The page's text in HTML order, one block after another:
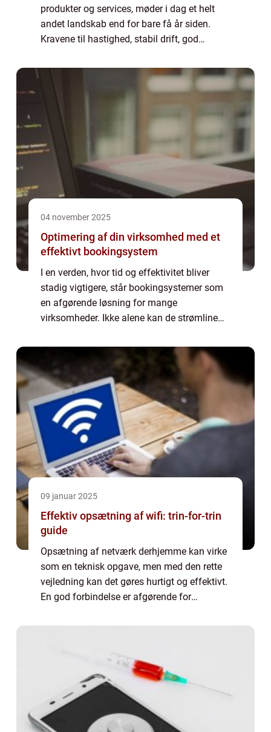
produkter og services, møder i dag et helt
andet landskab end for bare få år siden.
Kravene til hastighed, stabil drift, god
mens teknologien er blevet mere kompleks.
04 november 2025
Optimering af din virksomhed med et
effektivt bookingsystem
I en verden, hvor tid og effektivitet bliver
stadig vigtigere, står bookingsystemer som
en afgørende løsning for mange
virksomheder. Ikke alene kan de strømline
forbedre kundeoplev...
09 januar 2025
Effektiv opsætning af wifi: trin-for-trin
guide
Opsætning af netværk derhjemme kan virke
som en teknisk opgave, men med den rette
vejledning kan det gøres hurtigt og effektivt.
En god forbindelse er afgørende for
denne artikel pr&...